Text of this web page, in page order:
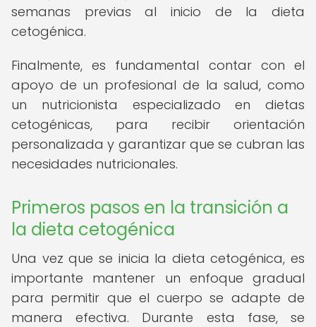
semanas previas al inicio de la dieta
cetogénica.
Finalmente, es fundamental contar con el
apoyo de un profesional de la salud, como
un nutricionista especializado en dietas
cetogénicas, para recibir orientación
personalizada y garantizar que se cubran las
necesidades nutricionales.
Primeros pasos en la transición a
la dieta cetogénica
Una vez que se inicia la dieta cetogénica, es
importante mantener un enfoque gradual
para permitir que el cuerpo se adapte de
manera efectiva. Durante esta fase, se